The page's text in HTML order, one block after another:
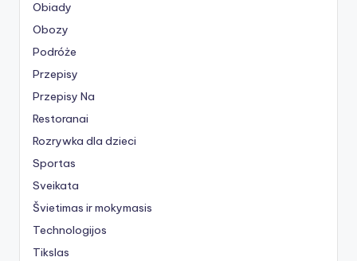
Obiady
Obozy
Podróże
Przepisy
Przepisy Na
Restoranai
Rozrywka dla dzieci
Sportas
Sveikata
Švietimas ir mokymasis
Technologijos
Tikslas